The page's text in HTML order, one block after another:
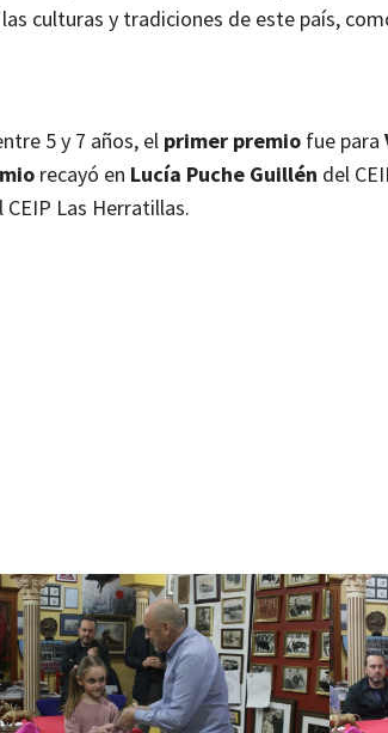
culturas y tradiciones de este país,
5 y 7 años, el primer premio fue para
recayó en Lucía Puche Guillén del
CEIP Las Herratillas.